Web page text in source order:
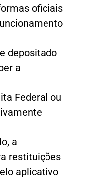
oficiais
depositado
a
Federal ou
a
restituições
aplicativo